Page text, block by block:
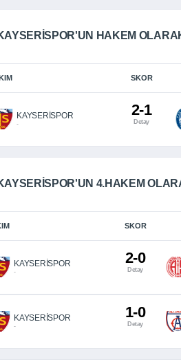
HAKEM
SKOR
KAYSERİSPOR
-
2-1
Detay
4.HAKEM
SKOR
KAYSERİSPOR
-
2-0
Detay
KAYSERİSPOR
-
1-0
Detay